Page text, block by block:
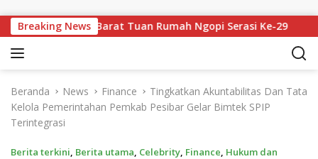
Breaking NewsBarat Tuan Rumah Ngopi Serasi Ke-29
Beranda News Finance
Tingkatkan Akuntabilitas Dan Tata
Kelola Pemerintahan Pemkab Pesibar Gelar Bimtek SPIP
Terintegrasi
Berita terkini, Berita utama, Celebrity, Finance, Hukum dan